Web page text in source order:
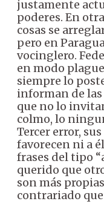
justamente
poderes. En
cosas se
pero en
vocinglero.
en modo
siempre lo
informan de las
que no lo
colmo, lo
Tercer error,
favorecen ni a
frases del tipo
querido que
son más
contrariado